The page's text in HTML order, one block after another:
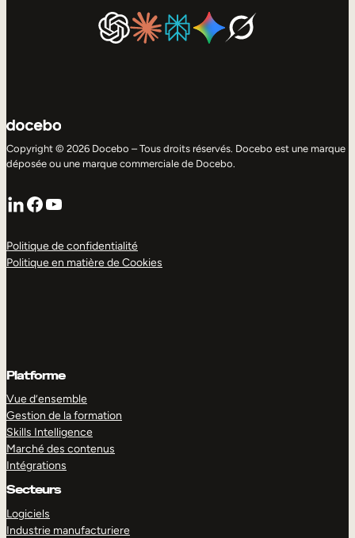
Copyright © 2026 Docebo – Tous droits réservés. Docebo est une marque
déposée ou une marque commerciale de Docebo.
LinkedIn
Facebook
YouTube
Politique de confidentialité
Politique en matière de Cookies
Platforme
Vue d’ensemble
Gestion de la formation
Skills Intelligence
Marché des contenus
Intégrations
Secteurs
Logiciels
Industrie manufacturiere